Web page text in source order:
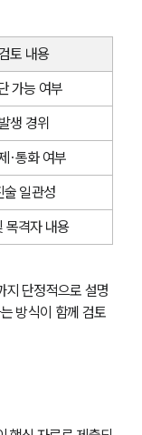
토 내용
가능 여부
생 경위
·통화 여부
술 일관성
목격자 내용
지 단정적으로 설명
방식이 함께 검토